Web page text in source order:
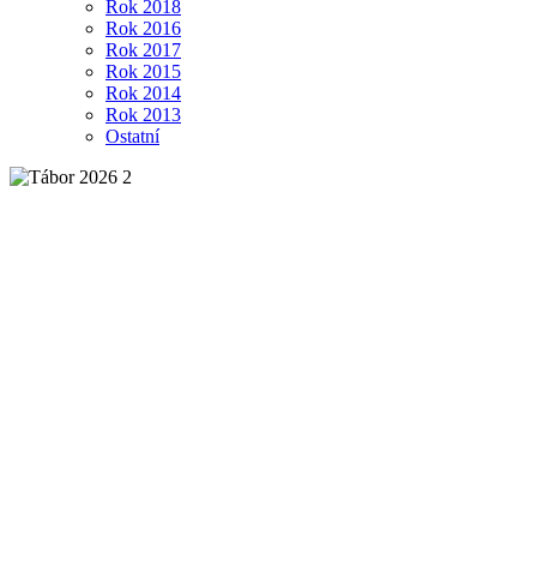
Rok 2018
Rok 2016
Rok 2017
Rok 2015
Rok 2014
Rok 2013
Ostatní